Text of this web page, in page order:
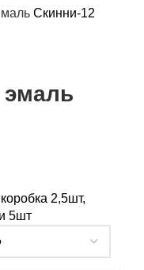
Скинни-12
эмаль
2,5шт,
5шт